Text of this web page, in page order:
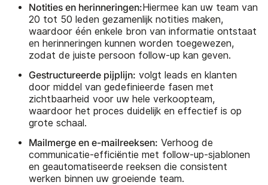
Notities en herinneringen:Hiermee kan uw team van
20 tot 50 leden gezamenlijk notities maken,
waardoor één enkele bron van informatie ontstaat
en herinneringen kunnen worden toegewezen,
zodat de juiste persoon follow-up kan geven.
Gestructureerde pijplijn: volgt leads en klanten
door middel van gedefinieerde fasen met
zichtbaarheid voor uw hele verkoopteam,
waardoor het proces duidelijk en effectief is op
grote schaal.
Mailmerge en e-mailreeksen: Verhoog de
communicatie-efficiëntie met follow-up-sjablonen
en geautomatiseerde reeksen die consistent
werken binnen uw groeiende team.